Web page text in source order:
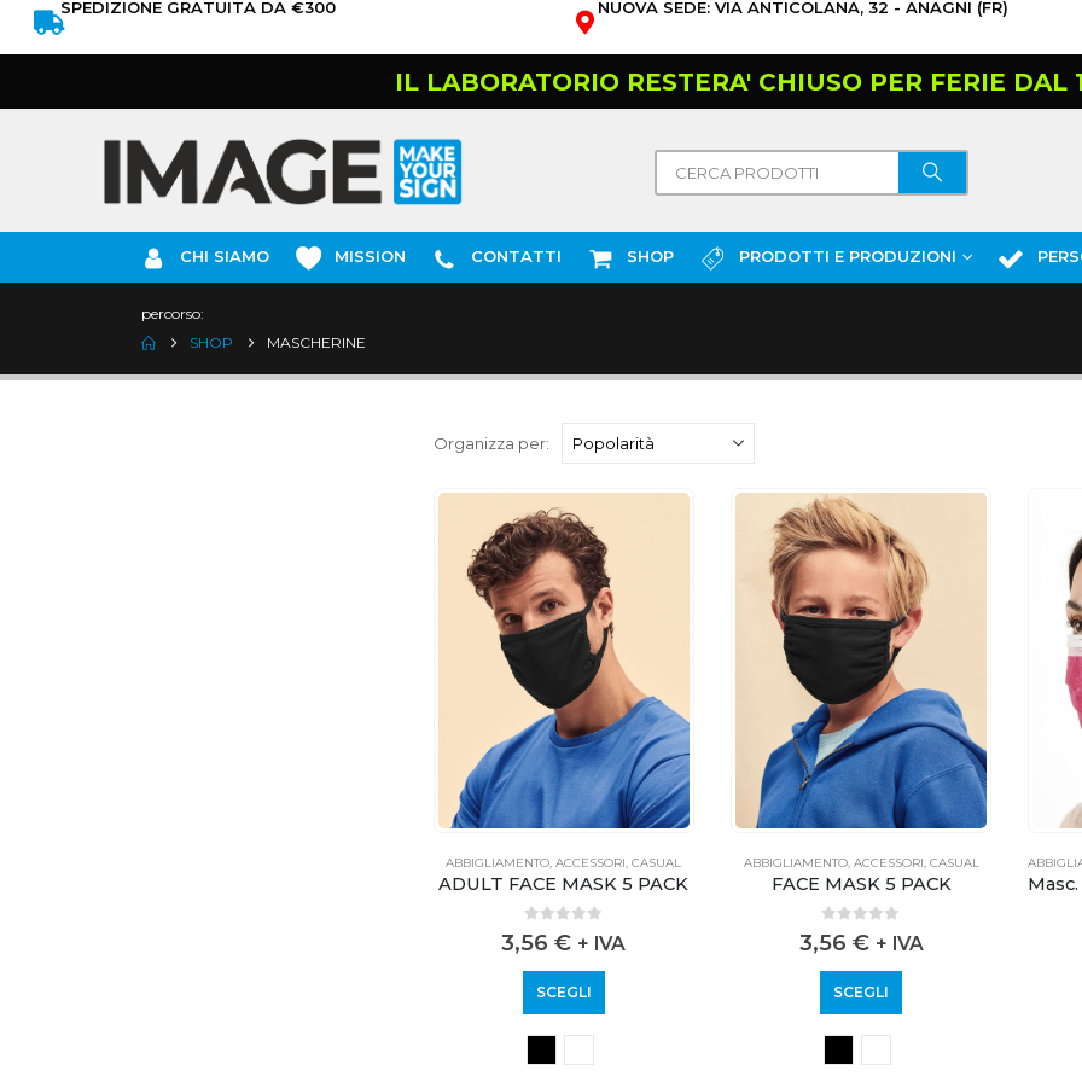
SPEDIZIONE GRATUITA DA €300 NUOVA SEDE: VIA ANTICOLANA, 32 - ANAGNI (FR)
IL LABORATORIO RESTERA' CHIUSO PER FERIE DAL
CHI SIAMO MISSION CONTATTI SHOP PRODOTTI E PRODUZIONI
percorso:
SHOP
MASCHERINE
Organizza per:
ABBIGLIAMENTO,ACCESSORI,CASUAL
ADULT FACE MASK 5 PACK
0 out of 5
3,56€ + IVA
SCEGLI
ABBIGLIAMENTO, ACCESSORI, CASUAL
FACE MASK 5 PACK
0 out of 5
3,56 € + IVA
SCEGLI